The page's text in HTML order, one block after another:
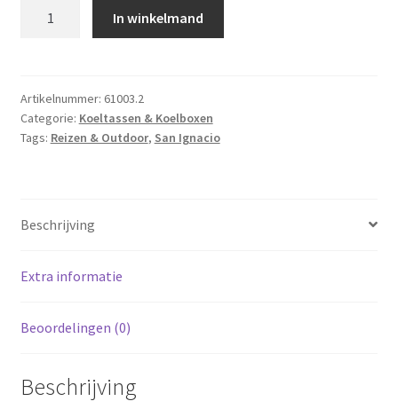
2
laags
-
kunststof
In winkelmand
Artikelnummer: 61003.2
Categorie: Koeltassen & Koelboxen
Tags: Reizen & Outdoor, San Ignacio
Beschrijving
Extra informatie
Beoordelingen (0)
Beschrijving